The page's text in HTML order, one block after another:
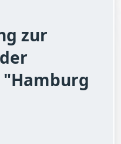
zur